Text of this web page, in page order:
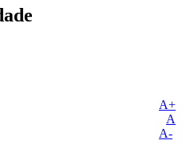
A+
A
A-